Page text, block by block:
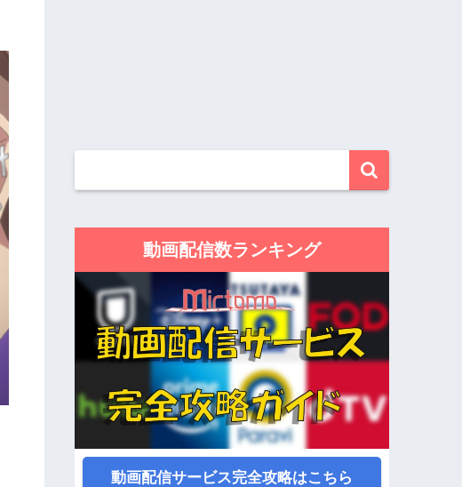
動画配信数ランキング
動画配信サービス完全攻略はこちら